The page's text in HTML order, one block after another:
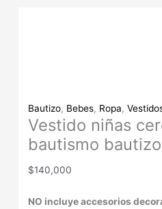
Bautizo, Bebes, Ropa,
Vestido niñas
bautismo bautizo
$140,000
NO incluye accesorios